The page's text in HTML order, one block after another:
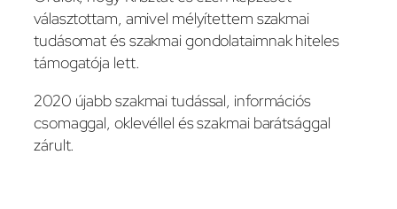
választottam, amivel mélyítettem szakmai
tudásomat és szakmai gondolataimnak hiteles
támogatója lett.
2020 újabb szakmai tudással, információs
csomaggal, oklevéllel és szakmai barátsággal
zárult.